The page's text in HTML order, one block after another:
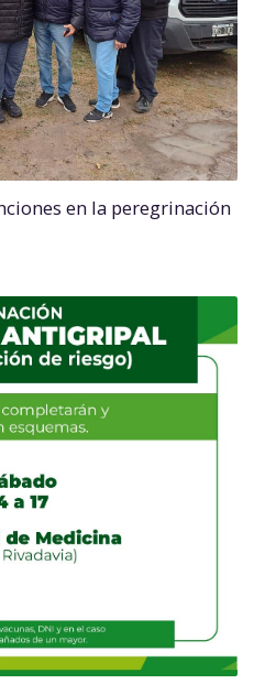
en la peregrinación